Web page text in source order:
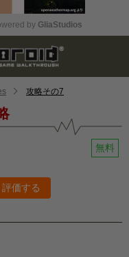
Mute
by GliaStudios
攻略その7
無料
評価する